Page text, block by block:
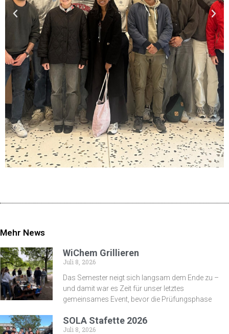
Mehr News
WiChem Grillieren
Juli 8, 2026
Das Semester neigt sich langsam dem Ende zu –
und damit war es Zeit für unser letztes
gemeinsames Event, bevor die Prüfungsphase
SOLA Stafette 2026
Juli 8, 2026